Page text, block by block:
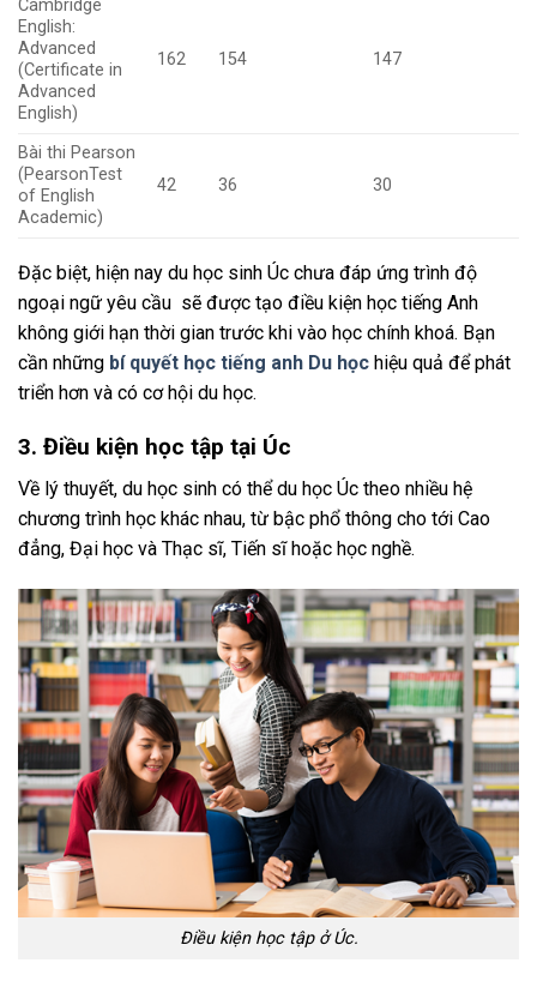
Cambridge
English:
Advanced
(Certificate in
Advanced
English)
162 154 147
Bài thi Pearson
(PearsonTest
of English
Academic)
42 36 30
Đặc biệt, hiện nay du học sinh Úc chưa đáp ứng trình độ
ngoại ngữ yêu cầu sẽ được tạo điều kiện học tiếng Anh
không giới hạn thời gian trước khi vào học chính khoá. Bạn
cần những bí quyết học tiếng anh Du học hiệu quả để phát
triển hơn và có cơ hội du học.
3. Điều kiện học tập tại Úc
Về lý thuyết, du học sinh có thể du học Úc theo nhiều hệ
chương trình học khác nhau, từ bậc phổ thông cho tới Cao
đẳng, Đại học và Thạc sĩ, Tiến sĩ hoặc học nghề.
Điều kiện học tập ở Úc.